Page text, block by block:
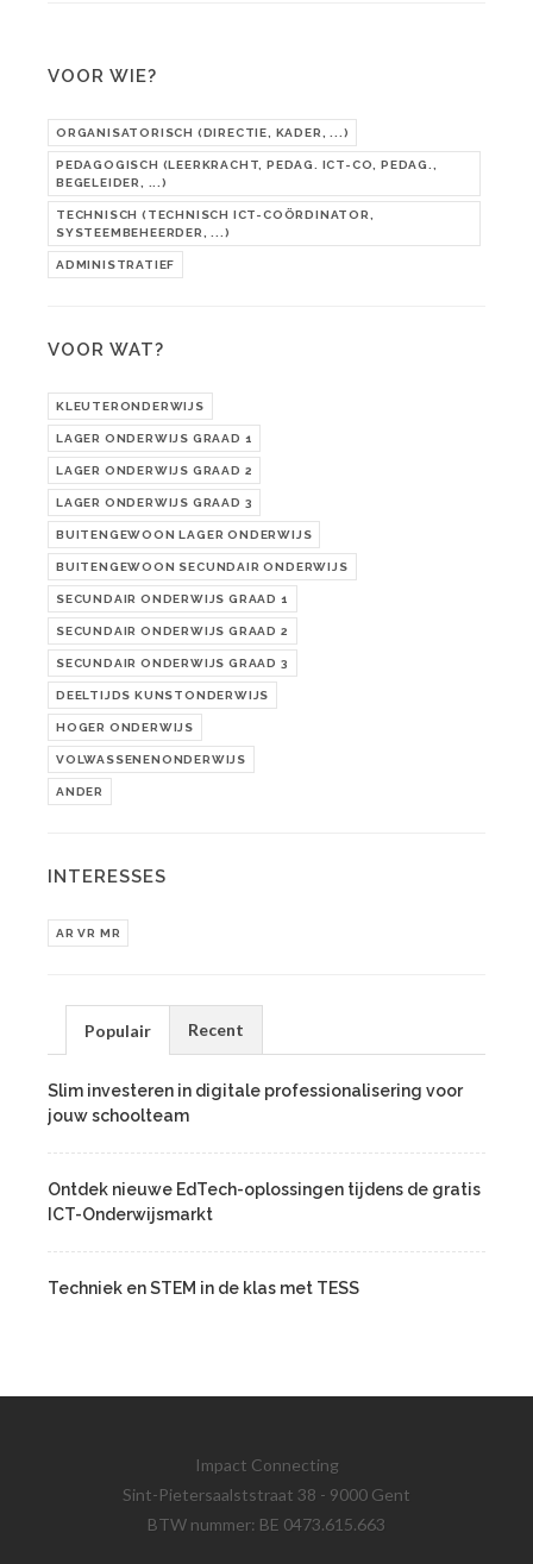
VOOR WIE?
ORGANISATORISCH (DIRECTIE, KADER, ...)
PEDAGOGISCH (LEERKRACHT, PEDAG. ICT-CO, PEDAG.,
BEGELEIDER, ...)
TECHNISCH (TECHNISCH ICT-COÖRDINATOR,
SYSTEEMBEHEERDER, ...)
ADMINISTRATIEF
VOOR WAT?
KLEUTERONDERWIJS
LAGER ONDERWIJS GRAAD 1
LAGER ONDERWIJS GRAAD 2
LAGER ONDERWIJS GRAAD 3
BUITENGEWOON LAGER ONDERWIJS
BUITENGEWOON SECUNDAIR ONDERWIJS
SECUNDAIR ONDERWIJS GRAAD 1
SECUNDAIR ONDERWIJS GRAAD 2
SECUNDAIR ONDERWIJS GRAAD 3
DEELTIJDS KUNSTONDERWIJS
HOGER ONDERWIJS
VOLWASSENENONDERWIJS
ANDER
INTERESSES
AR VR MR
Populair Recent
Slim investeren in digitale professionalisering voor
jouw schoolteam
Ontdek nieuwe EdTech-oplossingen tijdens de gratis
ICT-Onderwijsmarkt
Techniek en STEM in de klas met TESS
Impact Connecting
Sint-Pietersaalststraat 38 - 9000 Gent
BTW nummer: BE 0473.615.663